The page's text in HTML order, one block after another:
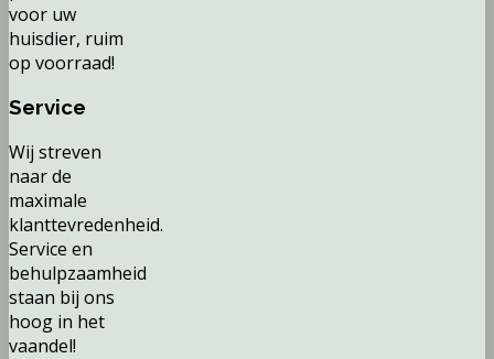
voor uw
huisdier, ruim
op voorraad!
Service
Wij streven
naar de
maximale
klanttevredenheid.
Service en
behulpzaamheid
staan bij ons
hoog in het
vaandel!